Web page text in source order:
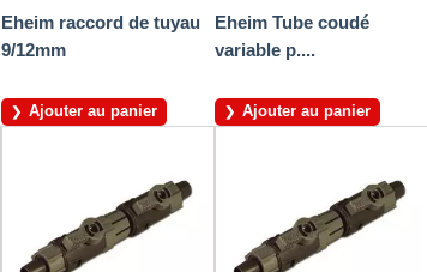
Eheim raccord de tuyau
9/12mm
Ajouter au panier
Eheim Tube coudé
variable p....
Ajouter au panier